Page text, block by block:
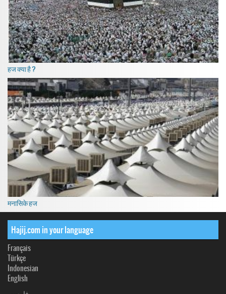
हज क्या है ?
मनासिके हज
Hajij.com in your language
Français
Türkçe
Indonesian
English